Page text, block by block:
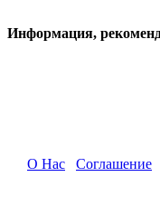
Информация,
О Нас Соглашение